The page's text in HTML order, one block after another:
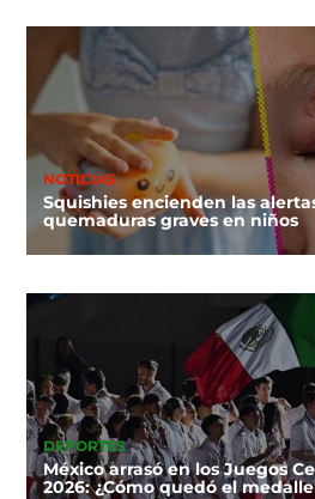
NOTICIAS
Squishies encienden las
quemaduras graves en niños
DEPORTES
México arrasó en los Juegos
2026: ¿Cómo quedó el